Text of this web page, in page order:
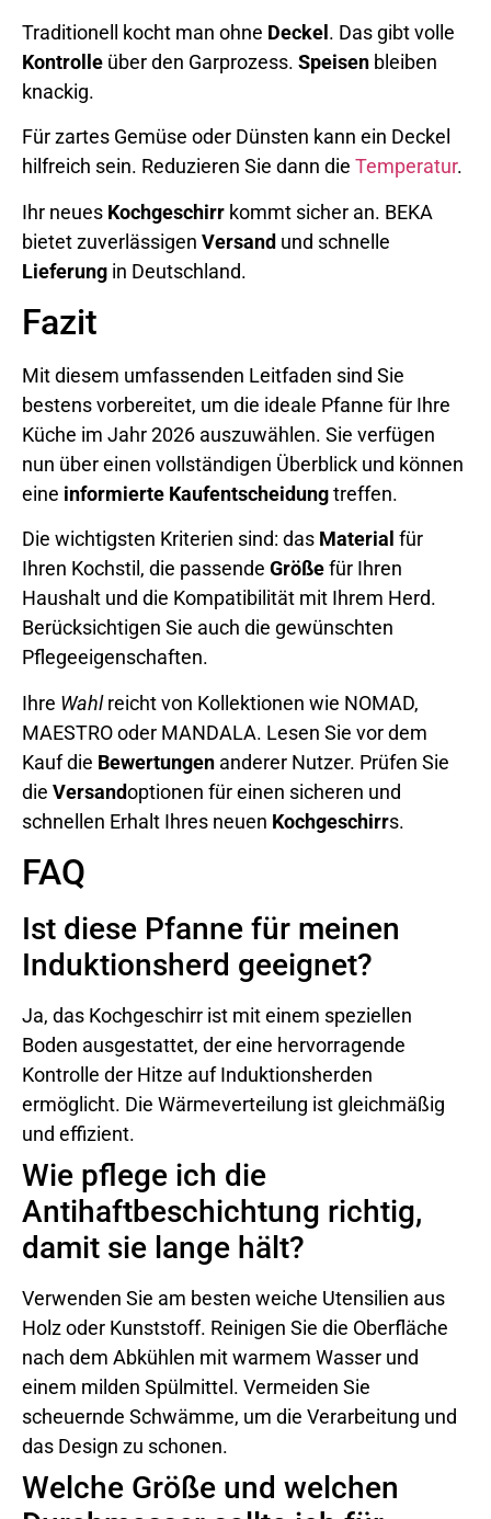
Traditionell kocht man ohne Deckel . Das gibt volle
Kontrolle über den Garprozess. Speisen bleiben
knackig.
Für zartes Gemüse oder Dünsten kann ein Deckel
hilfreich sein. Reduzieren Sie dann die Temperatur.
Ihr neues Kochgeschirr kommt sicher an. BEKA
bietet zuverlässigen Versand und schnelle
Lieferung in Deutschland.
Fazit
Mit diesem umfassenden Leitfaden sind Sie
bestens vorbereitet, um die ideale Pfanne für Ihre
Küche im Jahr 2026 auszuwählen. Sie verfügen
nun über einen vollständigen Überblick und können
eine informierte Kaufentscheidungtreffen.
Die wichtigsten Kriterien sind: das Material für
Ihren Kochstil, die passende Größefür Ihren
Haushalt und die Kompatibilität mit Ihrem Herd.
Berücksichtigen Sie auch die gewünschten
Pflegeeigenschaften.
Ihre Wahlreicht von Kollektionen wie NOMAD,
MAESTRO oder MANDALA. Lesen Sie vor dem
Kauf die Bewertungen anderer Nutzer. Prüfen Sie
die Versandoptionen für einen sicheren und
schnellen Erhalt Ihres neuen Kochgeschirrs.
FAQ
Ist diese Pfanne für meinen
Induktionsherd geeignet?
Ja, das Kochgeschirr ist mit einem speziellen
Boden ausgestattet, der eine hervorragende
Kontrolle der Hitze auf Induktionsherden
ermöglicht. Die Wärmeverteilung ist gleichmäßig
und effizient.
Wie pflege ich die
Antihaftbeschichtung richtig,
damit sie lange hält?
Verwenden Sie am besten weiche Utensilien aus
Holz oder Kunststoff. Reinigen Sie die Oberfläche
nach dem Abkühlen mit warmem Wasser und
einem milden Spülmittel. Vermeiden Sie
scheuernde Schwämme, um die Verarbeitung und
das Design zu schonen.
Welche Größe und welchen